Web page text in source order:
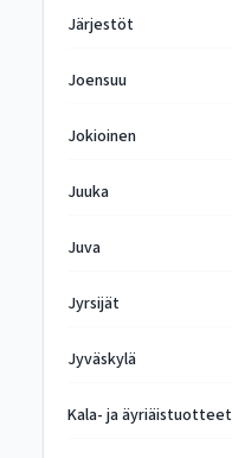
Järjestöt
Joensuu
Jokioinen
Juuka
Juva
Jyrsijät
Jyväskylä
Kala- ja äyriäistuotteet